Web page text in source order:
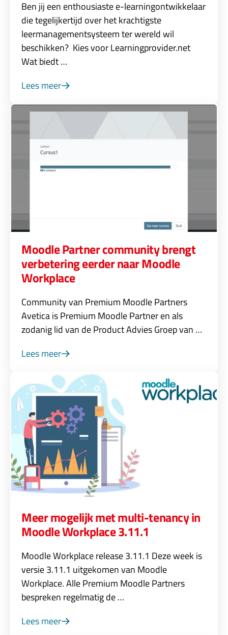
Ben jij een enthousiaste e-learningontwikkelaar
die tegelijkertijd over het krachtigste
leermanagementsysteem ter wereld wil
beschikken? Kies voor Learningprovider.net
Wat biedt …
Lees meer
Moodle Partner community brengt
verbetering eerder naar Moodle
Workplace
Community van Premium Moodle Partners
Avetica is Premium Moodle Partner en als
zodanig lid van de Product Advies Groep van …
Lees meer
Meer mogelijk met multi-tenancy in
Moodle Workplace 3.11.1
Moodle Workplace release 3.11.1 Deze week is
versie 3.11.1 uitgekomen van Moodle
Workplace. Alle Premium Moodle Partners
bespreken regelmatig de …
Lees meer